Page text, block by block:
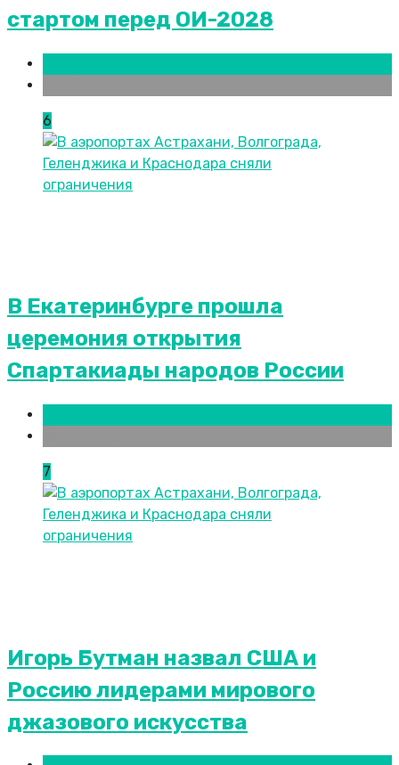
стартом перед ОИ-2028
6
В Екатеринбурге прошла
церемония открытия
Спартакиады народов России
7
Игорь Бутман назвал США и
Россию лидерами мирового
джазового искусства